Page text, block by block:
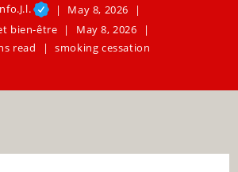
May 8, 2026
bien-être
May 8, 2026
read
smoking cessation